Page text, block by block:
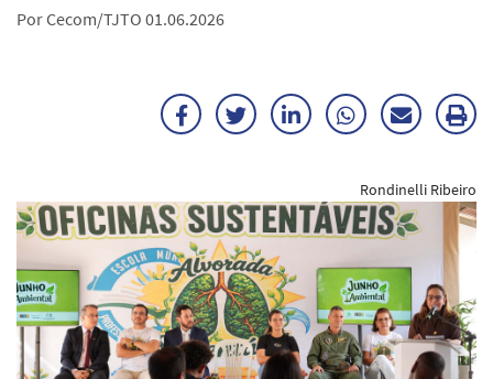
Por Cecom/TJTO 01.06.2026
FacebookTwitterLinkedInWhatsApp
Enviar
E-
mail
Rondinelli Ribeiro